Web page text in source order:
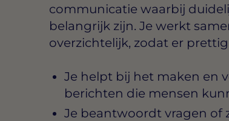
communicatie waarbij
belangrijk zijn. Je werkt
overzichtelijk, zodat er
Je helpt bij het maken en
berichten die mensen
Je beantwoordt vragen of